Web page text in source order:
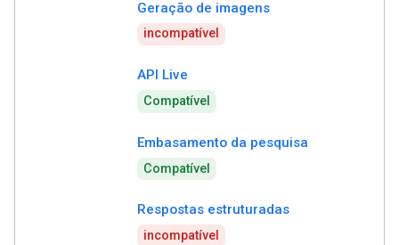
Geração de imagens
incompatível
API Live
Compatível
Embasamento da pesquisa
Compatível
Respostas estruturadas
incompatível